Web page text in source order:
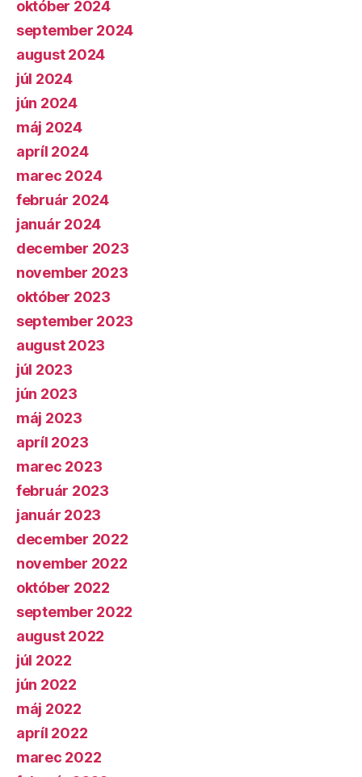
október 2024
september 2024
august 2024
júl 2024
jún 2024
máj 2024
apríl 2024
marec 2024
február 2024
január 2024
december 2023
november 2023
október 2023
september 2023
august 2023
júl 2023
jún 2023
máj 2023
apríl 2023
marec 2023
február 2023
január 2023
december 2022
november 2022
október 2022
september 2022
august 2022
júl 2022
jún 2022
máj 2022
apríl 2022
marec 2022